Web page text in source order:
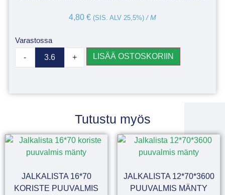
4,80 € (SIS. ALV 25,5%) / M
Varastossa
- + LISÄÄ OSTOSKORIIN
Tutustu myös
JALKALISTA 16*70
KORISTE PUUVALMIS
JALKALISTA 12*70*3600
PUUVALMIS MÄNTY